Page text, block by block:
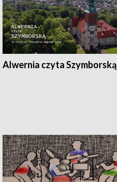
Alwernia czyta Szymborską